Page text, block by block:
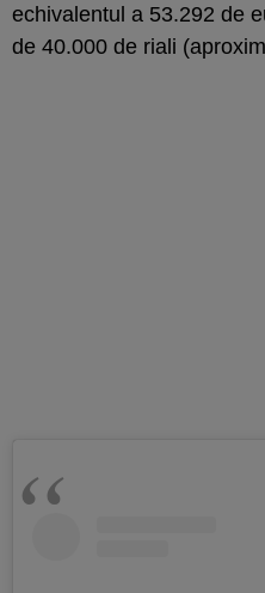
echivalentul a 53.292 de
de 40.000 de riali